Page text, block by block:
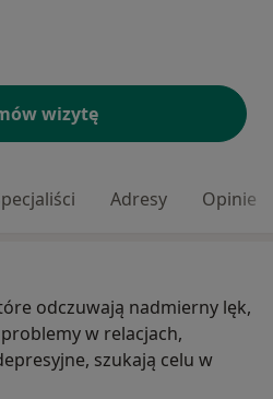
wizytę
Adresy Opinie
odczuwają nadmierny lęk,
w relacjach,
szukają celu w